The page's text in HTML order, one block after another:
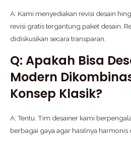
A: Kami menyediakan revisi desain
revisi gratis tergantung paket desain.
didiskusikan secara transparan.
Q: Apakah Bisa
Modern
Konsep Klasik?
A: Tentu. Tim desainer kami
berbagai gaya agar hasilnya harmonis